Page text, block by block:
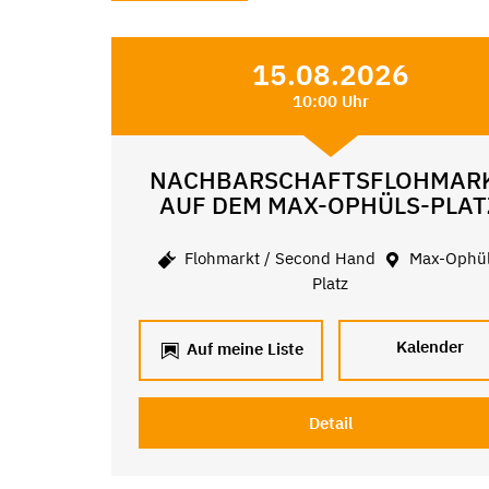
15.08.2026
10:00 Uhr
AUF DEM MAX-OPHÜLS-
Flohmarkt / Second Hand
Max-
Platz
Auf meine Liste Kalender
Detail